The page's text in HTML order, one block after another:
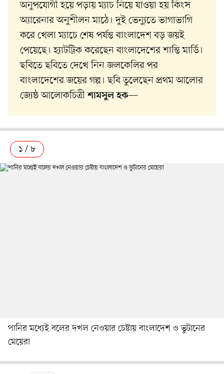
অনুপযোগী হয়ে পড়ায় ম্যাচ নিয়ে যাওয়া হয় কিংস
অ্যারেনার অনুশীলন মাঠে। দুই ভেন্যুতে ভাগাভাগি
করে খেলা ম্যাচে শেষ পর্যন্ত বাংলাদেশ বড় জয়ই
পেয়েছে। হ্যাটট্রিক করেছেন বাংলাদেশের শান্তি মার্ডি।
ছবিতে ছবিতে দেখে নিন জলকেলির পর
বাংলাদেশের জয়ের গল্প। ছবি তুলেছেন প্রথম আলোর
জ্যেষ্ঠ আলোকচিত্রীশামসুল হক—
১ / ৮
পানির মধ্যেই বলের দখল নেওয়ার চেষ্টায় বাংলাদেশ ও ভুটানের
মেয়েরা